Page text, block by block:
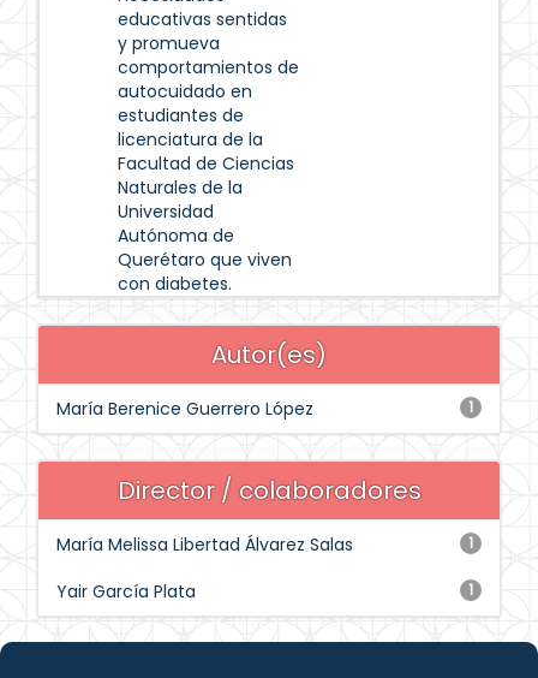
educativas sentidas
y promueva
comportamientos de
autocuidado en
estudiantes de
licenciatura de la
Facultad de Ciencias
Naturales de la
Universidad
Autónoma de
Querétaro que viven
con diabetes.
Autor(es)
1
María Berenice Guerrero López
Director / colaboradores
1
María Melissa Libertad Álvarez Salas
1
Yair García Plata